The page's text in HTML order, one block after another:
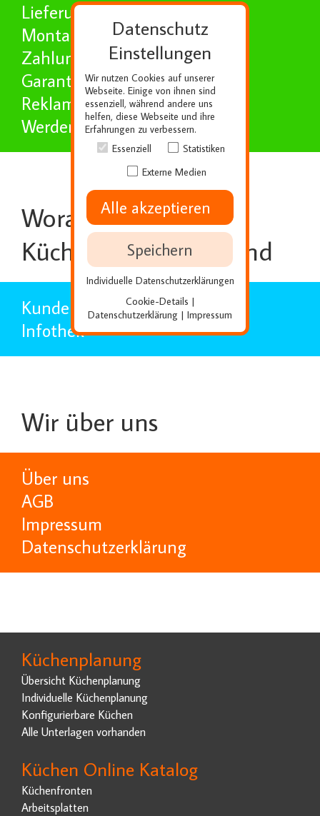
Lieferung
Montage
Zahlung
Garantie
Reklamation
Werden Sie Partner
Worauf unsere
Küchenplaner stolz sind
Kundenmeinungen
Infothek
Wir über uns
Über uns
AGB
Impressum
Datenschutzerklärung
Küchenplanung
Übersicht Küchenplanung
Individuelle Küchenplanung
Konfigurierbare Küchen
Alle Unterlagen vorhanden
Küchen Online Katalog
Küchenfronten
Arbeitsplatten
Datenschutz
Einstellungen
Wir nutzen Cookies auf unserer
Webseite. Einige von ihnen sind
essenziell, während andere uns
helfen, diese Webseite und ihre
Erfahrungen zu verbessern.
Essenziell
Statistiken
Externe Medien
Alle akzeptieren
Speichern
Individuelle Datenschutzerklärungen
Cookie-Details |
Datenschutzerklärung | Impressum